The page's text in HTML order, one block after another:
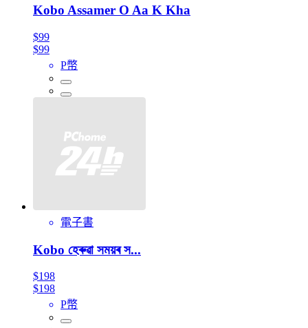
Kobo Assamer O Aa K Kha
$99
$99
P幣
電子書
Kobo হেৰুৱা সময়ৰ স...
$198
$198
P幣